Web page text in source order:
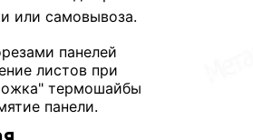
или самовывоза.
панелей
листов при
термошайбы
панели.